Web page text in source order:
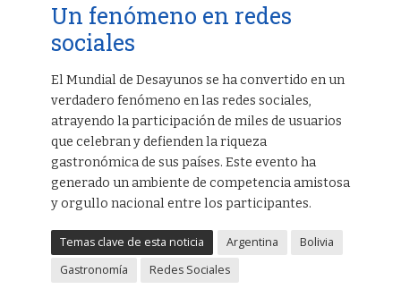
Un fenómeno en redes
sociales
El Mundial de Desayunos se ha convertido en un
verdadero fenómeno en las redes sociales,
atrayendo la participación de miles de usuarios
que celebran y defienden la riqueza
gastronómica de sus países. Este evento ha
generado un ambiente de competencia amistosa
y orgullo nacional entre los participantes.
Temas clave de esta noticia Argentina
Bolivia
Gastronomía
Redes Sociales